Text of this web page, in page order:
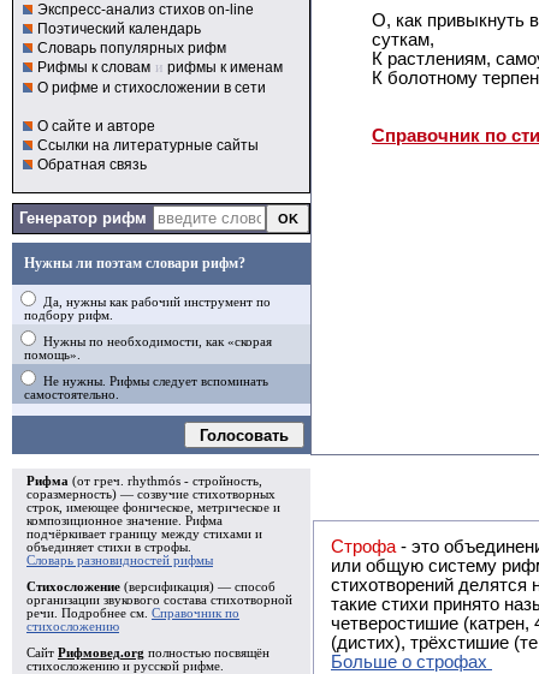
Экспресс-анализ стихов on-line
Поэтический календарь
Словарь популярных рифм
Рифмы к словам и рифмы к именам
О рифме и стихосложении в сети
О сайте и авторе
Ссылки на литературные сайты
Обратная связь
Генератор рифм
Нужны ли поэтам словари рифм?
Да, нужны как рабочий инструмент по
подбору рифм.
Нужны по необходимости, как «скорая
помощь».
Не нужны. Рифмы следует вспоминать
самостоятельно.
Голосовать
Рифма (от греч. rhythmós - стройность,
соразмерность) — созвучие стихотворных
строк, имеющее фоническое, метрическое и
композиционное значение. Рифма
подчёркивает границу между стихами и
объединяет стихи в строфы
Словарь разновидностей рифмы
Стихосложение (версификация) — способ
организации звукового состава стихотворной
речи. Подробнее см. Справочник по
стихосложению
Сайт Рифмовед.org полностью посвящён
стихосложению и русской рифме.
О, как привыкнуть
суткам,
К растлениям,
К болотному
Справочник по
Строфа - это объединение двух
или общую систему рифм, и регулярно или периодически
стихотворений делятся на строфы и т.о. являются строфическими.
такие стихи принято называть астрофическими. Самая популярная строфа в русской поэзии -
четверостишие
(дистих), трёхстишие
Больше о строфах